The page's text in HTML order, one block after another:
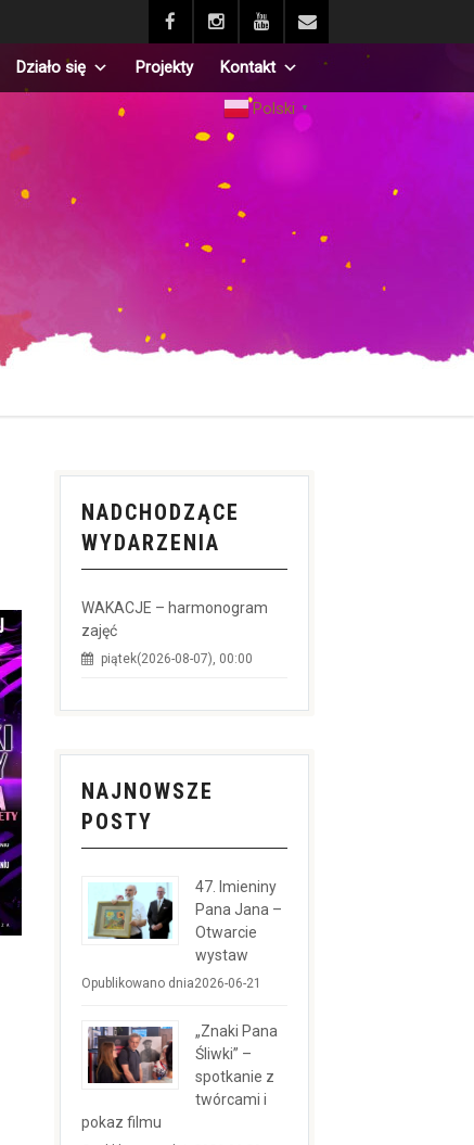
Działo się Projekty Kontakt
Polski ▼
NADCHODZĄCE
WYDARZENIA
WAKACJE – harmonogram
zajęć
piątek(2026-08-07), 00:00
NAJNOWSZE
POSTY
47. Imieniny
Pana Jana –
Otwarcie
wystaw
Opublikowano dnia2026-06-21
„Znaki Pana
Śliwki” –
spotkanie z
twórcami i
pokaz filmu